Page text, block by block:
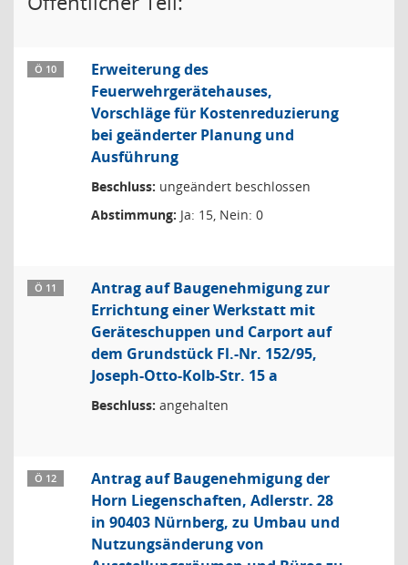
Ö 10
Erweiterung des
Feuerwehrgerätehauses,
Vorschläge für Kostenreduzierung
bei geänderter Planung und
Ausführung
Beschluss: ungeändert beschlossen
Abstimmung: Ja: 15, Nein: 0
Ö 11
Antrag auf Baugenehmigung zur
Errichtung einer Werkstatt mit
Geräteschuppen und Carport auf
dem Grundstück Fl.-Nr. 152/95,
Joseph-Otto-Kolb-Str. 15 a
Beschluss: angehalten
Ö 12
Antrag auf Baugenehmigung der
Horn Liegenschaften, Adlerstr. 28
in 90403 Nürnberg, zu Umbau und
Nutzungsänderung von